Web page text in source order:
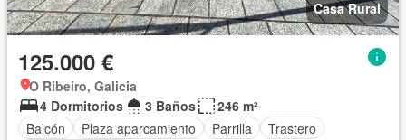
Casa Rural
125.000 €
O Ribeiro, Galicia
4 Dormitorios
3 Baños
246 m²
Balcón
Plaza aparcamiento Parrilla
Trastero